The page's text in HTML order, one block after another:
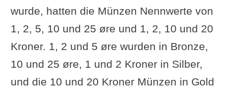
wurde, hatten die Münzen Nennwerte von
1, 2, 5, 10 und 25 øre und 1, 2, 10 und 20
Kroner. 1, 2 und 5 øre wurden in Bronze,
10 und 25 øre, 1 und 2 Kroner in Silber,
und die 10 und 20 Kroner Münzen in Gold